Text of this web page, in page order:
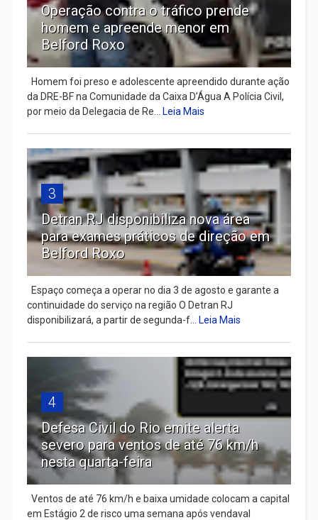
Operação contra o tráfico prende
homem e apreende menor em
Belford Roxo
Homem foi preso e adolescente apreendido durante ação
da DRE-BF na Comunidade da Caixa D’Água A Polícia Civil,
por meio da Delegacia de Re...
Leia Mais
3
Detran RJ disponibiliza nova área
para exames práticos de direção em
Belford Roxo
Espaço começa a operar no dia 3 de agosto e garante a
continuidade do serviço na região O Detran RJ
disponibilizará, a partir de segunda-f...
Leia Mais
4
Defesa Civil do Rio emite alerta
severo para ventos de até 76 km/h
nesta quarta-feira
Ventos de até 76 km/h e baixa umidade colocam a capital
em Estágio 2 de risco uma semana após vendaval